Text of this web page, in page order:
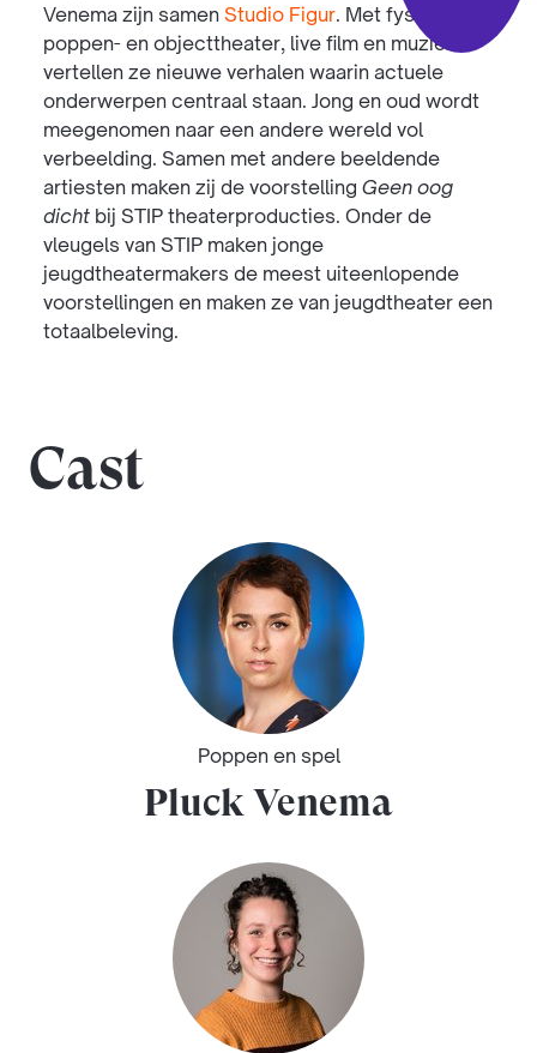
Venema zijn samen Studio Figur. Met fysiek spel,
poppen- en objecttheater, live film en muziek
vertellen ze nieuwe verhalen waarin actuele
onderwerpen centraal staan. Jong en oud wordt
meegenomen naar een andere wereld vol
verbeelding. Samen met andere beeldende
artiesten maken zij de voorstelling Geen oog
dicht bij STIP theaterproducties. Onder de
vleugels van STIP maken jonge
jeugdtheatermakers de meest uiteenlopende
voorstellingen en maken ze van jeugdtheater een
totaalbeleving.
Cast
Poppen en spel
Pluck Venema